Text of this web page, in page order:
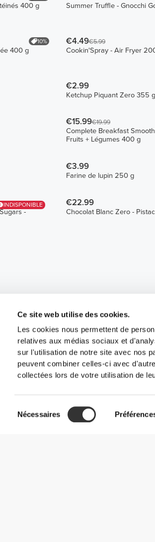
Ce site web utilise des cookies.
Les cookies nous permettent de
relatives aux médias sociaux et
sur l'utilisation de notre site avec nos
peuvent combiner celles-ci avec
collectées lors de votre utilisation de
du
Nécessaires
400 g
Summer Truffle - Gnocchi
10%
400 g
€4.49€5.99
Cookin'Spray - Air Fryer
€2.99
Ketchup Piquant Zero 355 g
€15.99€19.99
Complete Breakfast
Fruits + Légumes 400 g
€3.99
Farine de lupin 250 g
INDISPONIBLE
-
€22.99
Chocolat Blanc Zero -